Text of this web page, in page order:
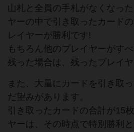
山札と全員の手札がなくなっ
ヤーの中で引き取ったカード
レイヤーが勝利です!
もちろん他のプレイヤーがす
残った場合は、残ったプレイヤ
また、大量にカードを引き取
だ望みがあります。
引き取ったカードの合計が15
ヤーは、その時点で特別勝利